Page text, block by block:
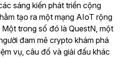
sáng kiến phát triển cộng
tạo ra một mạng AIoT rộng
trong số đó là QuestN, một
đam mê crypto khám phá
vụ, câu đố và giải đấu khác